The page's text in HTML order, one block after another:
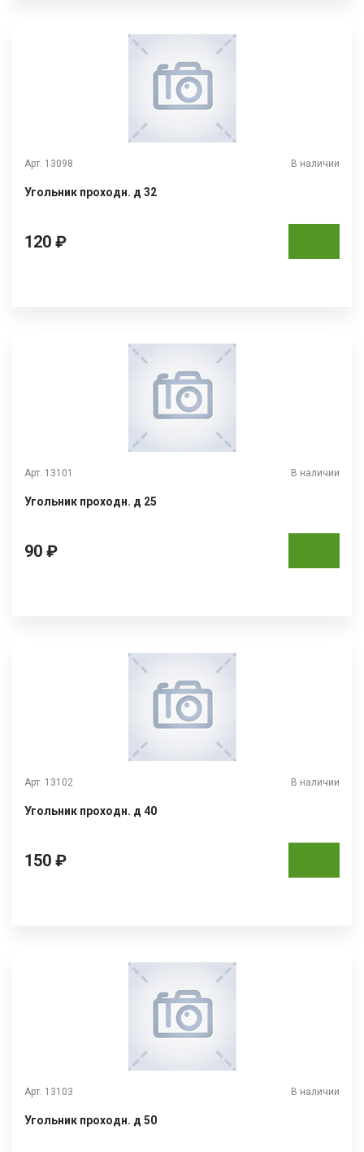
Арт. 13098 В наличии
Угольник проходн. д 32
120 ₽
Арт. 13101 В наличии
Угольник проходн. д 25
90 ₽
Арт. 13102 В наличии
Угольник проходн. д 40
150 ₽
Арт. 13103 В наличии
Угольник проходн. д 50